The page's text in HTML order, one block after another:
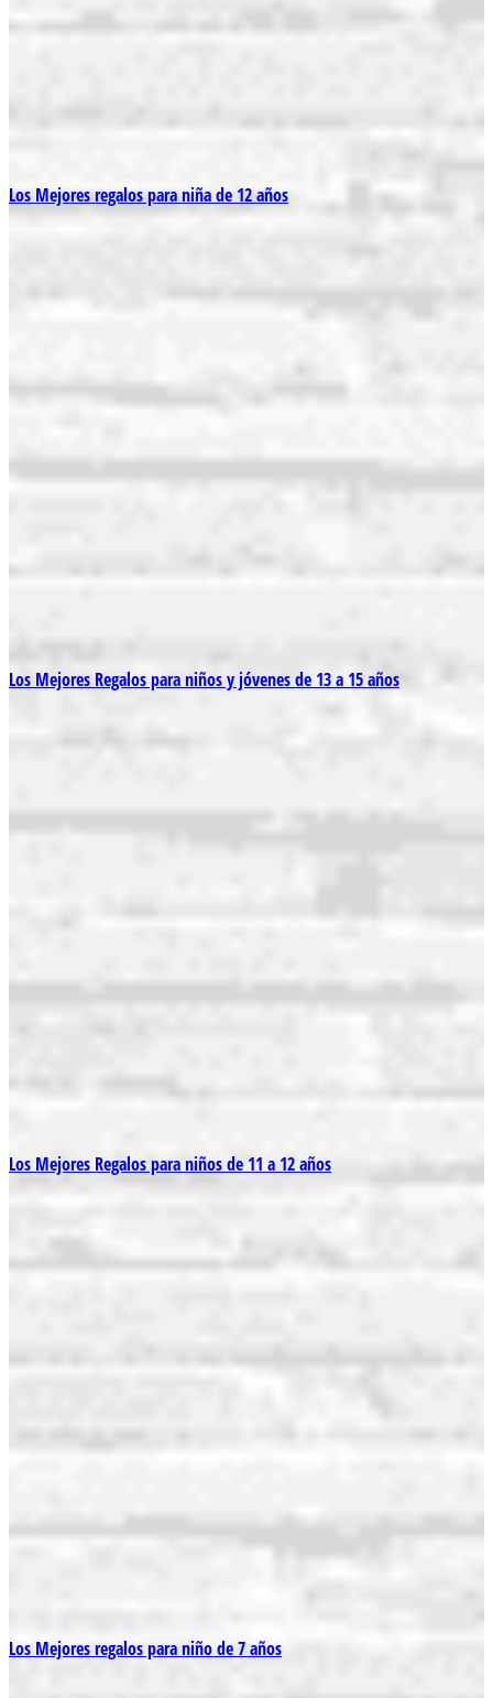
Los Mejores regalos para niña de 12 años
Los Mejores Regalos para niños y jóvenes de 13 a 15 años
Los Mejores Regalos para niños de 11 a 12 años
Los Mejores regalos para niño de 7 años